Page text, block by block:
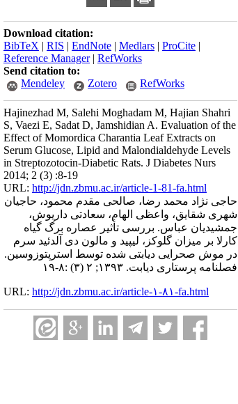
Download citation:
BibTeX | RIS | EndNote | Medlars | ProCite |
Reference Manager| RefWorks
Send citation to:
Mendeley
Zotero RefWorks
Hajinezhad M, Salehi Moghadam M, Hajian Shahri
S, Vaezi E, Sadat D, Jamshidian A. Evaluation of the
Effect of Momordica Charantia Leaf Extracts on
Serum Glucose, Lipid and Malondialdehyde Levels
in Streptozotocin-Diabetic Rats. J Diabetes Nurs
2014; 2 (3) :8-19
URL: http://jdn.zbmu.ac.ir/article-1-81-fa.html
حاجی نژاد محمد رضا، صالحی مقدم محمود، حاجیان
شهری شقایق، واعظی الهام، سعادتی داریوش،
جمشیدیان عباس. بررسی تأثیر عصاره برگ گیاه
کارلا بر میزان گلوکز، لیپید و مالون دی آلدئید سرم
در موش صحرایی دیابتی شده توسط استرپتوزوسین.
فصلنامه پرستاری دیابت. ۱۳۹۳; ۲ (۳) :۸-۱۹
URL: http://jdn.zbmu.ac.ir/article-۱-۸۱-fa.html